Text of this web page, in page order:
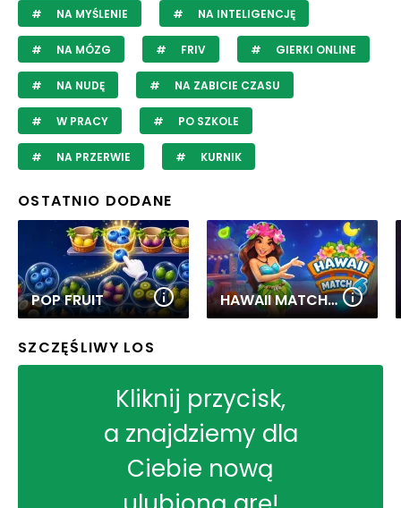
NA MYŚLENIE NA INTELIGENCJĘ
NA MÓZG FRIV GIERKI ONLINE
NA NUDĘ NA ZABICIE CZASU
W PRACY PO SZKOLE
NA PRZERWIE KURNIK
OSTATNIO DODANE
POP FRUIT HAWAII MATCH 6
SZCZĘŚLIWY LOS
Kliknij przycisk,
a znajdziemy dla
Ciebie nową